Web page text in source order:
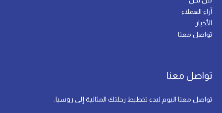
آراء العملاء
الأخبار
تواصل معنا
تواصل معنا
تواصل معنا اليوم لبدء تخطيط رحلتك المثالية إلى روسيا.